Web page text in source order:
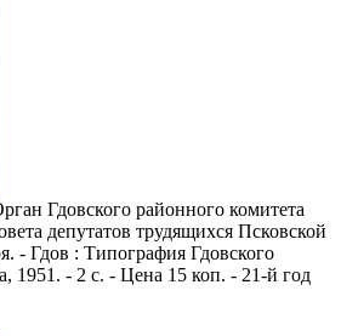
Гдовского районного комитета
депутатов трудящихся Псковской
- Гдов : Типография Гдовского
1951. - 2 с. - Цена 15 коп. - 21-й год